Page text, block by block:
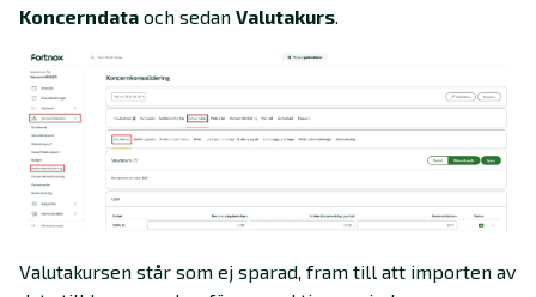
Koncerndata och sedan Valutakurs.
Valutakursen står som ej sparad, fram till att importen av